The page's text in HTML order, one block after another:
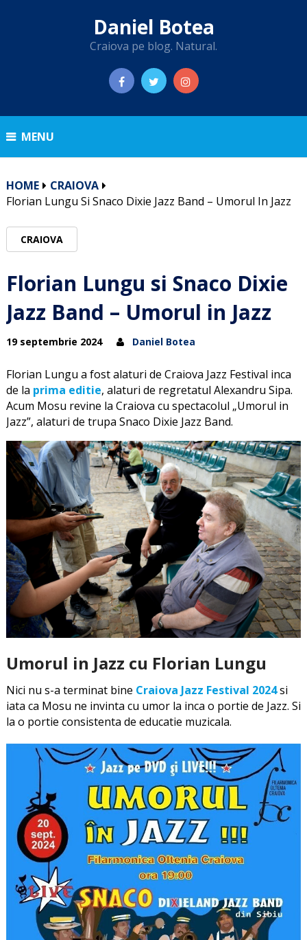
Daniel Botea
Craiova pe blog. Natural.
MENU
HOME
CRAIOVA
Florian Lungu Si Snaco Dixie Jazz Band – Umorul In Jazz
CRAIOVA
Florian Lungu si Snaco Dixie
Jazz Band – Umorul in Jazz
19 septembrie 2024 Daniel Botea
Florian Lungu a fost alaturi de Craiova Jazz Festival inca
de la prima editie, alaturi de regretatul Alexandru Sipa.
Acum Mosu revine la Craiova cu spectacolul „Umorul in
Jazz”, alaturi de trupa Snaco Dixie Jazz Band.
Umorul in Jazz cu Florian Lungu
Nici nu s-a terminat bine Craiova Jazz Festival 2024si
iata ca Mosu ne invinta cu umor la inca o portie de Jazz. Si
la o portie consistenta de educatie muzicala.